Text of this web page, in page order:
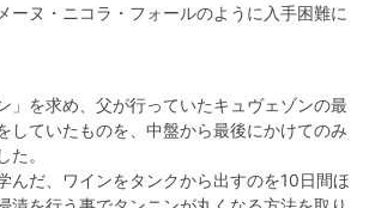
ーヌ・ニコラ・フォールのように入手困難に
」を求め、父が行っていたキュヴェゾンの最
していたものを、中盤から最後にかけてのみ
。
んだ、ワインをタンクから出すのを10日間ほ